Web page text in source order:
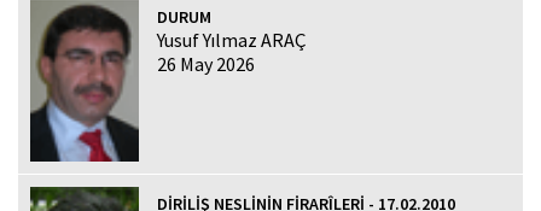
DURUM
Yusuf Yılmaz ARAÇ
26 May 2026
DİRİLİŞ NESLİNİN FİRARÎLERİ - 17.02.2010